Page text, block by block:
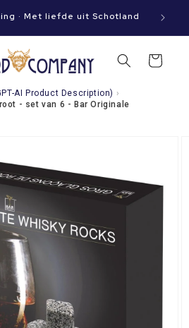
· Met liefde uit Schotland
Winkelwagen
AI Product Description) ›
- set van 6 - Bar Originale